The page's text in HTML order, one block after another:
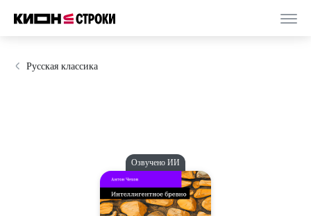
Русская классика
Озвучено ИИ